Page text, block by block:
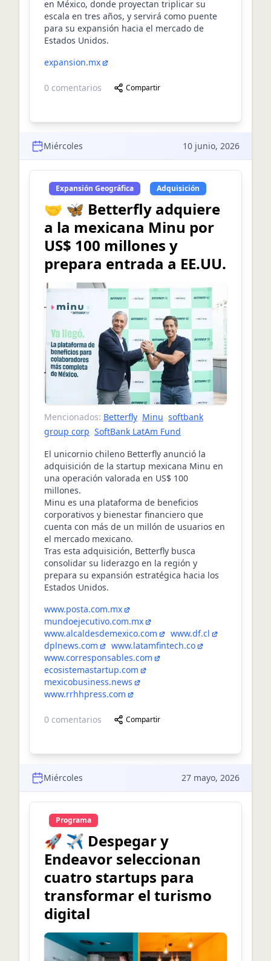
en México, donde proyectan triplicar su
escala en tres años, y servirá como puente
para su expansión hacia el mercado de
Estados Unidos.
expansion.mx
0 comentarios Compartir
Miércoles 10 junio, 2026
Expansión Geográfica Adquisición
🤝 🦋 Betterfly adquiere
a la mexicana Minu por
US$ 100 millones y
prepara entrada a EE.UU.
Mencionados: Betterfly Minu softbank
group corp SoftBank LatAm Fund
El unicornio chileno Betterfly anunció la
adquisición de la startup mexicana Minu en
una operación valorada en US$ 100
millones.
Minu es una plataforma de beneficios
corporativos y bienestar financiero que
cuenta con más de un millón de usuarios en
el mercado mexicano.
Tras esta adquisición, Betterfly busca
consolidar su liderazgo en la región y
prepara su expansión estratégica hacia los
Estados Unidos.
www.posta.com.mx
mundoejecutivo.com.mx
www.alcaldesdemexico.com
www.df.cl
dplnews.com
www.latamfintech.co
www.corresponsables.com
ecosistemastartup.com
mexicobusiness.news
www.rrhhpress.com
0 comentarios Compartir
Miércoles 27 mayo, 2026
Programa
🚀 ✈️ Despegar y
Endeavor seleccionan
cuatro startups para
transformar el turismo
digital